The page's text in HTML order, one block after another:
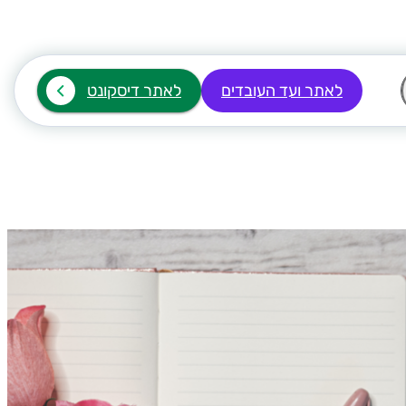
לאתר ועד העובדים לאתר דיסקונט